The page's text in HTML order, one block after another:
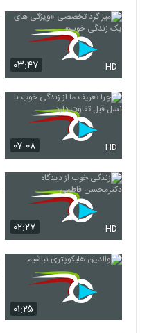
۰۳:۴۷ HD
۰۷:۰۸ HD
۰۲:۲۷ HD
۰۱:۲۵